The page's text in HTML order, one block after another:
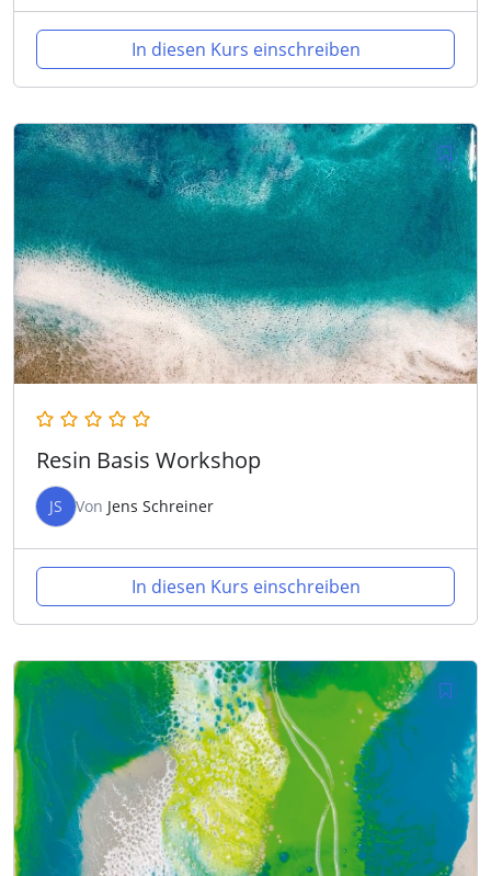
In diesen Kurs einschreiben
Resin Basis Workshop
JS Von Jens Schreiner
In diesen Kurs einschreiben